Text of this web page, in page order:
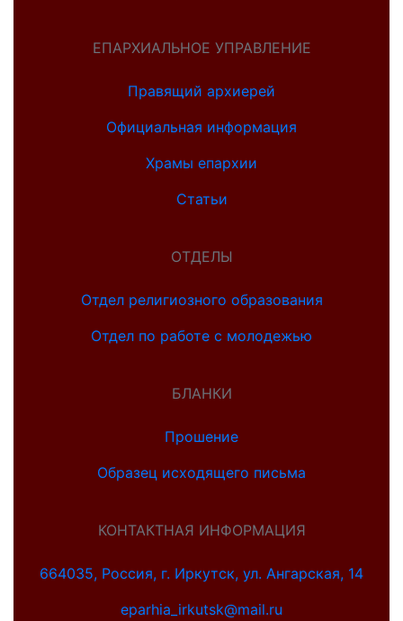
ЕПАРХИАЛЬНОЕ УПРАВЛЕНИЕ
Правящий архиерей
Официальная информация
Храмы епархии
Статьи
ОТДЕЛЫ
Отдел религиозного образования
Отдел по работе с молодежью
БЛАНКИ
Прошение
Образец исходящего письма
КОНТАКТНАЯ ИНФОРМАЦИЯ
664035, Россия, г. Иркутск, ул. Ангарская, 14
eparhia_irkutsk@mail.ru